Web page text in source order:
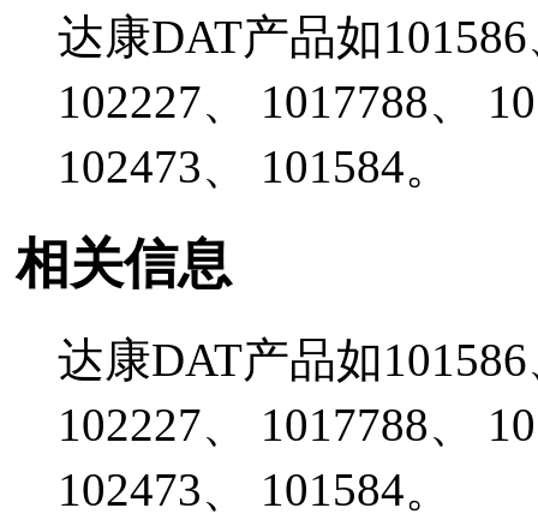
达康DAT产品如
102227、 1017788、
102473、 101584。
相关信息
达康DAT产品如
102227、 1017788、
102473、 101584。